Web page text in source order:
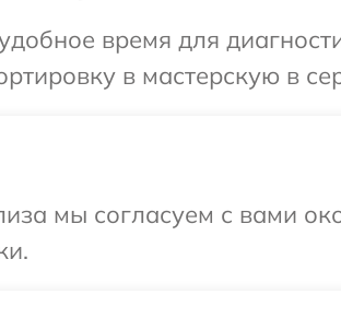
время для
в мастерскую в
мы согласуем с вами